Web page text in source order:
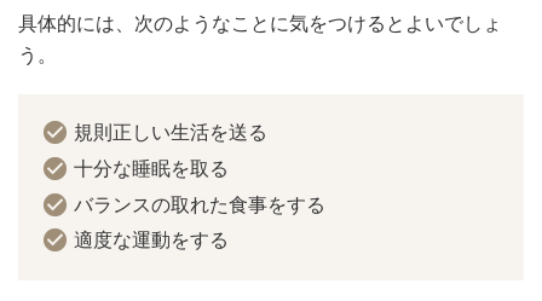
具体的には、次のようなことに気をつけるとよいでしょ
う。
規則正しい生活を送る
十分な睡眠を取る
バランスの取れた食事をする
適度な運動をする